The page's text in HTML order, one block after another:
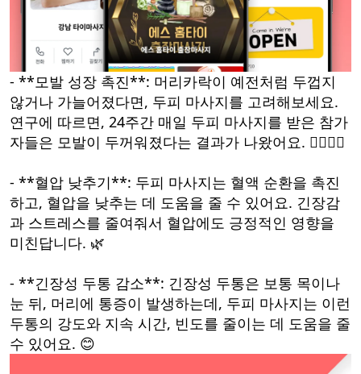
- **모발 성장 촉진**: 머리카락이 예전처럼 두껍지
않거나 가늘어졌다면, 두피 마사지를 고려해보세요.
연구에 따르면, 24주간 매일 두피 마사지를 받은 참가
자들은 모발이 두꺼워졌다는 결과가 나왔어요. 💆‍♂️💇‍♀️
- **혈압 낮추기**: 두피 마사지는 혈액 순환을 촉진
하고, 혈압을 낮추는 데 도움을 줄 수 있어요. 긴장감
과 스트레스를 줄여줘서 혈압에도 긍정적인 영향을
미친답니다. 🌿
- **긴장성 두통 감소**: 긴장성 두통은 보통 목이나
눈 뒤, 머리에 통증이 발생하는데, 두피 마사지는 이런
두통의 강도와 지속 시간, 빈도를 줄이는 데 도움을 줄
수 있어요. 😊